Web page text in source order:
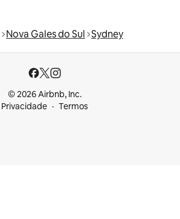
Nova Gales do Sul Sydney
© 2026 Airbnb, Inc.
Privacidade
Termos